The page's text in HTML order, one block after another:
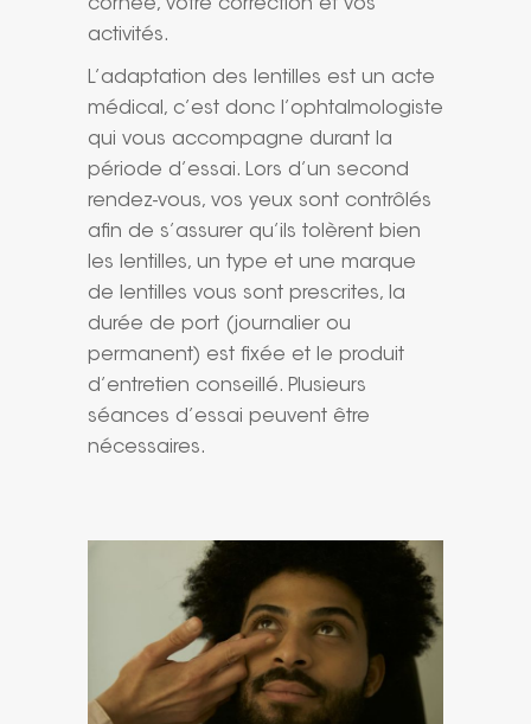
cornée, votre correction et vos
activités.
L’adaptation des lentilles est un acte
médical, c’est donc l’ophtalmologiste
qui vous accompagne durant la
période d’essai. Lors d’un second
rendez-vous, vos yeux sont contrôlés
afin de s’assurer qu’ils tolèrent bien
les lentilles, un type et une marque
de lentilles vous sont prescrites, la
durée de port (journalier ou
permanent) est fixée et le produit
d’entretien conseillé. Plusieurs
séances d’essai peuvent être
nécessaires.